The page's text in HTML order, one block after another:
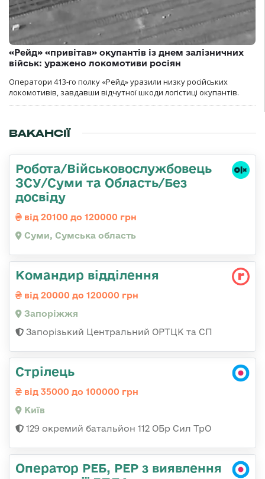
«Рейд» «привітав» окупантів із днем залізничних
військ: уражено локомотиви росіян
Оператори 413-го полку «Рейд» уразили низку російських
локомотивів, завдавши відчутної шкоди логістиці окупантів.
ВАКАНСІЇ
Робота/Військовослужбовець
ЗСУ/Суми та Область/Без
досвіду
від 20100 до 120000 грн
Суми, Сумська область
Командир відділення
від 20000 до 120000 грн
Запоріжжя
Запорізький Центральний ОРТЦК та СП
Стрілець
від 35000 до 100000 грн
Київ
129 окремий батальйон 112 ОБр Сил ТрО
Оператор РЕБ, РЕР з виявлення